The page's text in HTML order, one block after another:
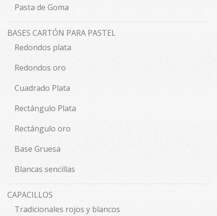
Pasta de Goma
BASES CARTÓN PARA PASTEL
Redondos plata
Redondos oro
Cuadrado Plata
Rectángulo Plata
Rectángulo oro
Base Gruesa
Blancas sencillas
CAPACILLOS
Tradicionales rojos y blancos